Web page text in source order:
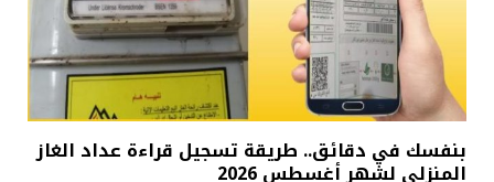
بنفسك في دقائق.. طريقة تسجيل قراءة عداد الغاز
المنزلي لشهر أغسطس 2026